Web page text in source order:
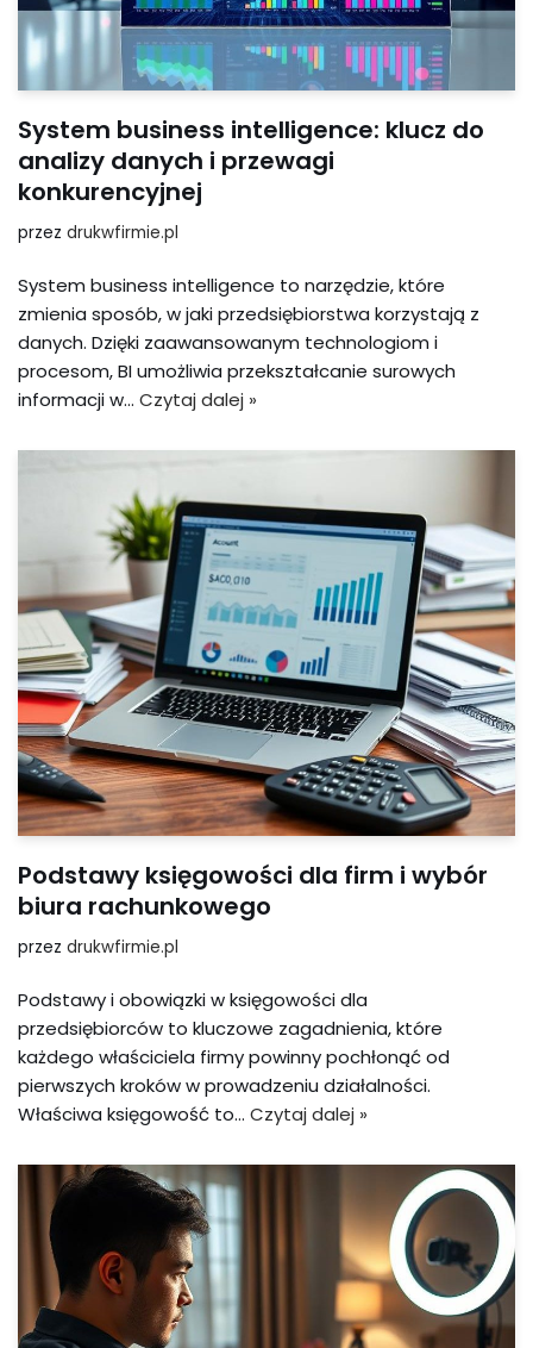
System business intelligence: klucz do
analizy danych i przewagi
konkurencyjnej
przez drukwfirmie.pl
System business intelligence to narzędzie, które
zmienia sposób, w jaki przedsiębiorstwa korzystają z
danych. Dzięki zaawansowanym technologiom i
procesom, BI umożliwia przekształcanie surowych
informacji w… Czytaj dalej »
Podstawy księgowości dla firm i wybór
biura rachunkowego
przez drukwfirmie.pl
Podstawy i obowiązki w księgowości dla
przedsiębiorców to kluczowe zagadnienia, które
każdego właściciela firmy powinny pochłonąć od
pierwszych kroków w prowadzeniu działalności.
Właściwa księgowość to… Czytaj dalej »